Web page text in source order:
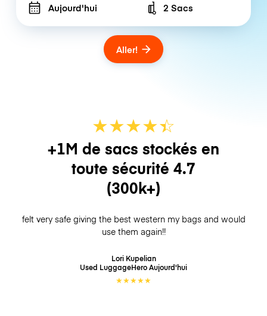
Aujourd'hui Number of bags
2 Sacs
Aller!
★★★★☆
★
+1M de sacs stockés en
toute sécurité 4.7
(300k+)
felt very safe giving the best western my bags and would
use them again!!
Lori Kupelian
Used LuggageHeroAujourd'hui
★★★★★